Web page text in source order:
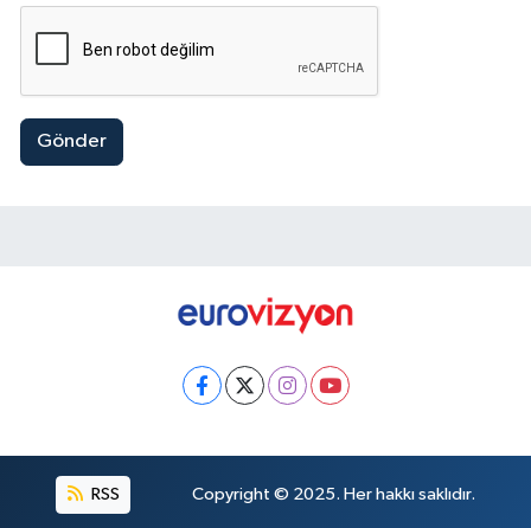
Gönder
RSS Copyright © 2025. Her hakkı saklıdır.